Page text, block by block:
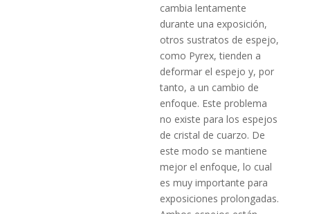
cambia lentamente
durante una exposición,
otros sustratos de espejo,
como Pyrex, tienden a
deformar el espejo y, por
tanto, a un cambio de
enfoque. Este problema
no existe para los espejos
de cristal de cuarzo. De
este modo se mantiene
mejor el enfoque, lo cual
es muy importante para
exposiciones prolongadas.